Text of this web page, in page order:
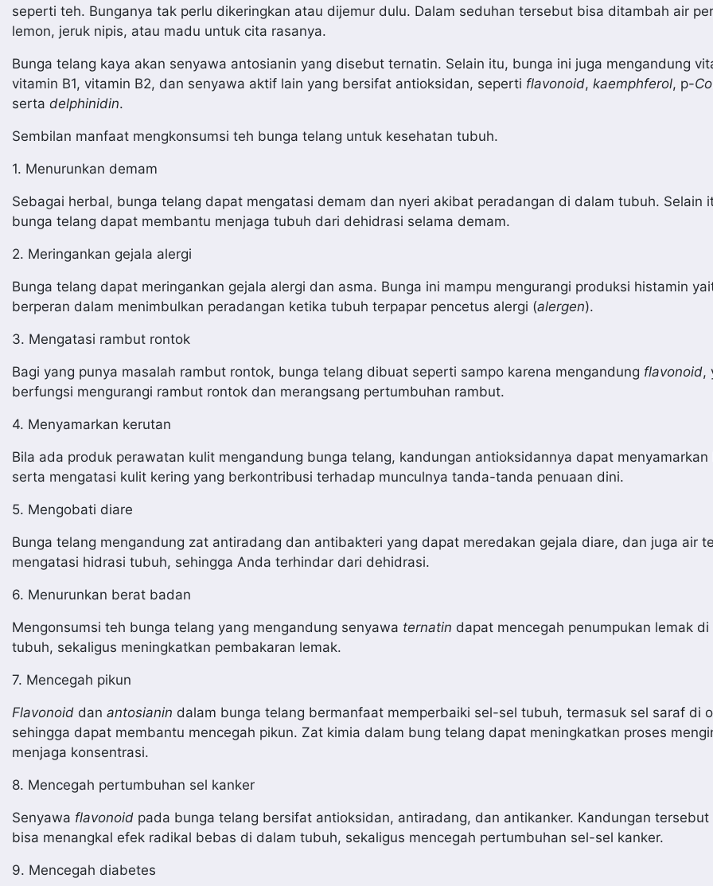
seperti teh. Bunganya tak perlu dikeringkan atau dijemur dulu. Dalam seduhan tersebut bisa ditambah air
lemon, jeruk nipis, atau madu untuk cita rasanya.
Bunga telang kaya akan senyawa antosianin yang disebut ternatin. Selain itu, bunga ini juga mengandung
vitamin B1, vitamin B2, dan senyawa aktif lain yang bersifat antioksidan, seperti flavonoid, kaemphferol, p-
serta delphinidin.
Sembilan manfaat mengkonsumsi teh bunga telang untuk kesehatan tubuh.
1. Menurunkan demam
Sebagai herbal, bunga telang dapat mengatasi demam dan nyeri akibat peradangan di dalam tubuh. Selain
bunga telang dapat membantu menjaga tubuh dari dehidrasi selama demam.
2. Meringankan gejala alergi
Bunga telang dapat meringankan gejala alergi dan asma. Bunga ini mampu mengurangi produksi histamin
berperan dalam menimbulkan peradangan ketika tubuh terpapar pencetus alergi (alergen).
3. Mengatasi rambut rontok
Bagi yang punya masalah rambut rontok, bunga telang dibuat seperti sampo karena mengandung flavonoid,
berfungsi mengurangi rambut rontok dan merangsang pertumbuhan rambut.
4. Menyamarkan kerutan
Bila ada produk perawatan kulit mengandung bunga telang, kandungan antioksidannya dapat menyamarkan
serta mengatasi kulit kering yang berkontribusi terhadap munculnya tanda-tanda penuaan dini.
5. Mengobati diare
Bunga telang mengandung zat antiradang dan antibakteri yang dapat meredakan gejala diare, dan juga air
mengatasi hidrasi tubuh, sehingga Anda terhindar dari dehidrasi.
6. Menurunkan berat badan
Mengonsumsi teh bunga telang yang mengandung senyawa ternatin dapat mencegah penumpukan lemak di
tubuh, sekaligus meningkatkan pembakaran lemak.
7. Mencegah pikun
Flavonoid dan antosianin dalam bunga telang bermanfaat memperbaiki sel-sel tubuh, termasuk sel saraf di
sehingga dapat membantu mencegah pikun. Zat kimia dalam bung telang dapat meningkatkan proses
menjaga konsentrasi.
8. Mencegah pertumbuhan sel kanker
Senyawa flavonoid pada bunga telang bersifat antioksidan, antiradang, dan antikanker. Kandungan tersebut
bisa menangkal efek radikal bebas di dalam tubuh, sekaligus mencegah pertumbuhan sel-sel kanker.
9. Mencegah diabetes